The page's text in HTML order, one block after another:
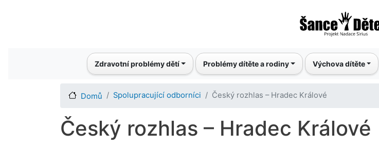
k
hlavnímu
Main navigationZdravotní problémy dětí Problémy dítěte a rodiny Výchova dítěte
Domů Spolupracující odborníci Český rozhlas – Hradec Králové
Český rozhlas – Hradec Králové